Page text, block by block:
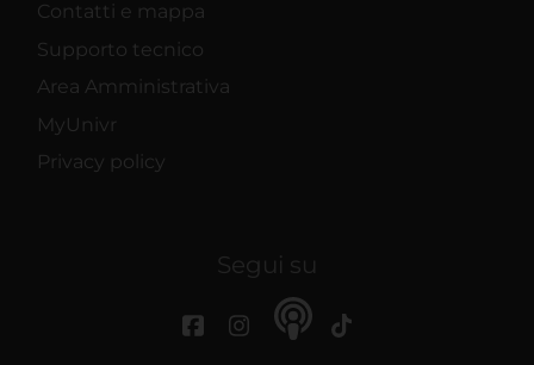
Contatti e mappa
Supporto tecnico
Area Amministrativa
MyUnivr
Privacy policy
Segui su